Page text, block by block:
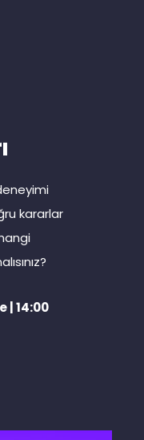
kararlar
| 14:00